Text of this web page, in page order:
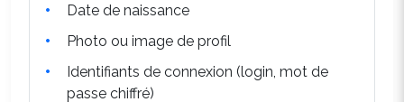
Date de naissance
Photo ou image de profil
Identifiants de connexion (login, mot de
passe chiffré)